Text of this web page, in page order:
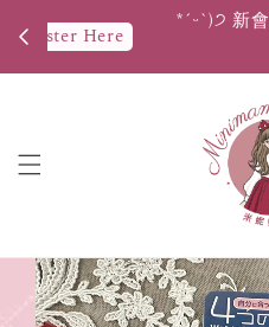
*ˊᵕˋ)੭ 新會員首次消費滿